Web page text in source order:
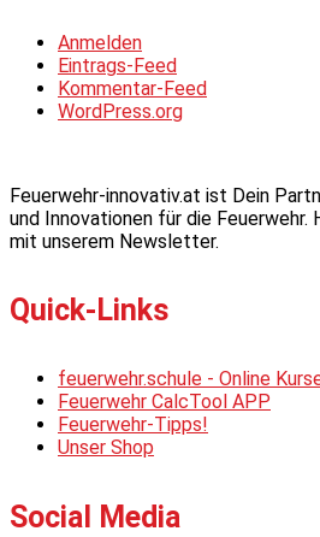
Anmelden
Eintrags-Feed
Kommentar-Feed
WordPress.org
Feuerwehr-innovativ.at ist Dein
und Innovationen für die Feuerwehr.
mit unserem Newsletter.
Quick-Links
feuerwehr.schule - Online
Feuerwehr CalcTool APP
Feuerwehr-Tipps!
Unser Shop
Social Media